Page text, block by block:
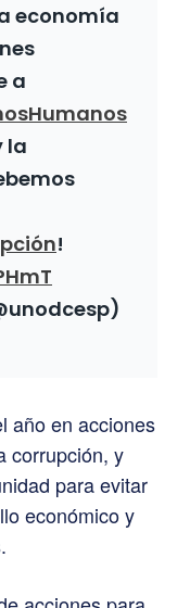
economía
a
la
!
año en acciones
corrupción, y
para evitar
económico y